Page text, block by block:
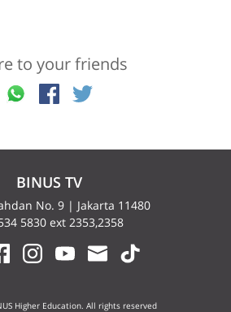
to your friends
BINUS TV
No. 9 | Jakarta 11480
5830 ext 2353,2358
Higher Education. All rights reserved